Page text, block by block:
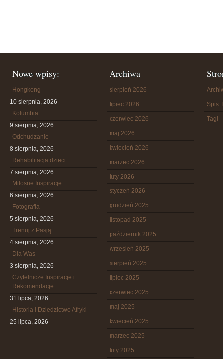
Nowe wpisy:
Hongkong
10 sierpnia, 2026
Kolumbia
9 sierpnia, 2026
Odchudzanie
8 sierpnia, 2026
Rehabilitacja dzieci
7 sierpnia, 2026
Miłosne Inspiracje
6 sierpnia, 2026
Fotografia
5 sierpnia, 2026
Trenuj z Pasją
4 sierpnia, 2026
Dla Was
3 sierpnia, 2026
Czytelnicze Inspiracje i
Rekomendacje
31 lipca, 2026
Historia i Dziedzictwo Afryki
25 lipca, 2026
Archiwa
sierpień 2026
lipiec 2026
czerwiec 2026
maj 2026
kwiecień 2026
marzec 2026
luty 2026
styczeń 2026
grudzień 2025
listopad 2025
październik 2025
wrzesień 2025
sierpień 2025
lipiec 2025
czerwiec 2025
maj 2025
kwiecień 2025
marzec 2025
luty 2025
Spis
Tagi